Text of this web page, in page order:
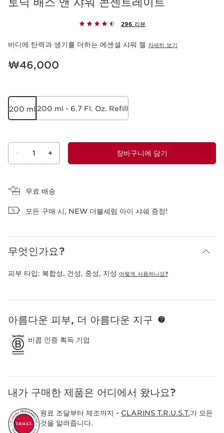
296 리뷰
바디에 탄력과 생기를 더하는 에센셜 샤워 젤 자세히 보기
현재 가격 ₩46,000
₩46,000
200 ml 200 ml - 6.7 Fl. Oz. Refill
- 1 + 장바구니에 담기
무료 배송
모든 구매 시, NEW 더블세럼 아이 샤쉐 증정!
무엇인가요?
피부 타입: 복합성, 건성, 중성, 지성 어떻게 사용하나요?
컨텐츠로 이동하기
아름다운 피부, 더 아름다운 지구
비콥 인증 획득 기업
내가 구매한 제품은 어디에서 왔나요?
원료 조달부터 제조까지 - CLARINS T.R.U.S.T.가 모든
것을 알려줍니다.